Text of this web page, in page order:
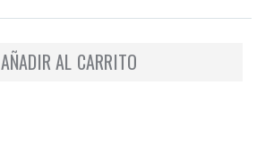
AÑADIR AL CARRITO